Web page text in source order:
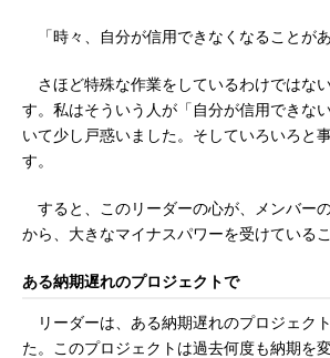
「時々、自分が信用できなくなることがあ
さほど特殊な作業をしているわけではな
す。私はそういう人が「自分が信用できな
いて少し戸惑いました。そしていろいろと
す。
すると、このリーダーの心が、メンバー
から、大きなマイナスパワーを受けている
ある納期遅れのプロジェクトで
リーダーは、ある納期遅れのプロジェク
た。このプロジェクトは過去何度も納期を